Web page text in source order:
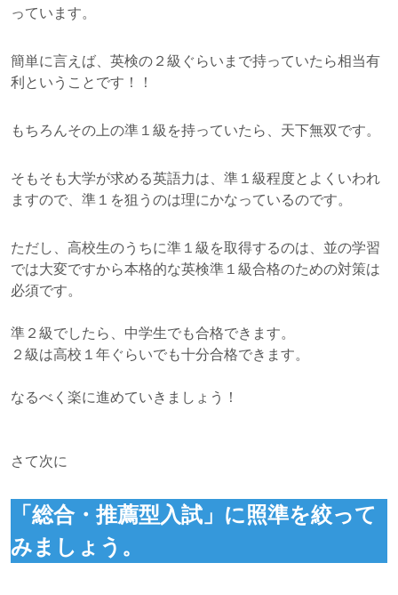
っています。
簡単に言えば、英検の２級ぐらいまで持っていたら相当有
利ということです！！
もちろんその上の準１級を持っていたら、天下無双です。
そもそも大学が求める英語力は、準１級程度とよくいわれ
ますので、準１を狙うのは理にかなっているのです。
ただし、高校生のうちに準１級を取得するのは、並の学習
では大変ですから本格的な英検準１級合格のための対策は
必須です。
準２級でしたら、中学生でも合格できます。
２級は高校１年ぐらいでも十分合格できます。
なるべく楽に進めていきましょう！
さて次に
「総合・推薦型入試」に照準を絞って
みましょう。